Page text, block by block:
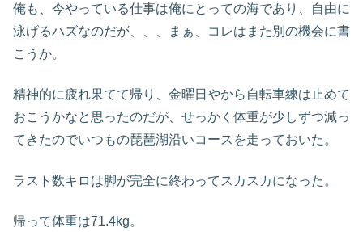
俺も、今やっている仕事は俺にとっての海であり、自由に
泳げるハズなのだが、、、まぁ、コレはまた別の機会に書
こうか。
精神的に疲れ果てて帰り、金曜日やから自転車練は止めて
おこうかなと思ったのだが、せっかく体重が少しずつ減っ
てきたのでいつもの琵琶湖沿いコースを走っておいた。
ラスト数キロは脚が完全に終わってスカスカになった。
帰って体重は71.4kg。